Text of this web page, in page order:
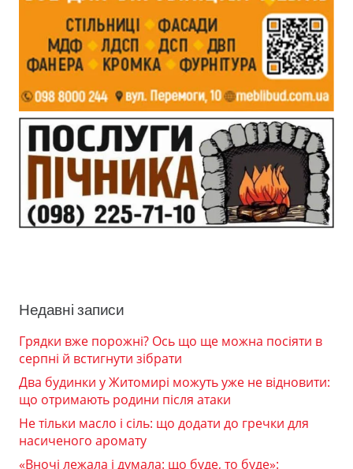
Недавні записи
Грядки вже порожні? Ось що ще можна посіяти в
серпні й встигнути зібрати
Два будинки у Житомирі можуть уже не відновити:
що отримають родини після атаки
Не тільки масло і сіль: що додати до гречки для
насиченого аромату
«Вночі лежала і думала: що буде, то буде»: